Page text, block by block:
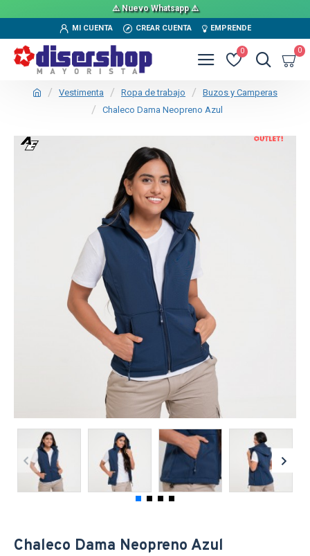
⚠️ Nuevo Whatsapp ⚠️
MI CUENTA CREAR CUENTA EMPRENDE
0 0
Vestimenta Ropa de trabajo
Buzos y Camperas
Chaleco Dama Neopreno Azul
TEXTTRANSPARENTE OUT
Chaleco Dama Neopreno Azul